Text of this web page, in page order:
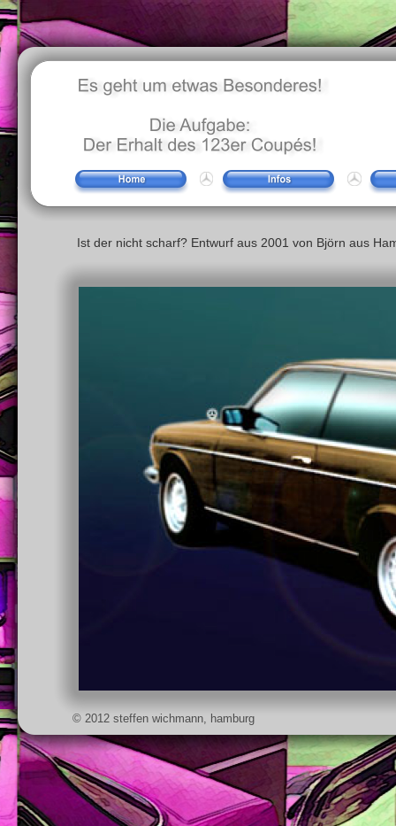
Ist der nicht scharf? Entwurf aus 2001 von Björn aus
© 2012 steffen wichmann, hamburg